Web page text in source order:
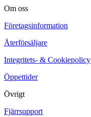
Om oss
Företagsinformation
Återförsäljare
Integritets- & Cookiepolicy
Öppettider
Övrigt
Fjärrsupport